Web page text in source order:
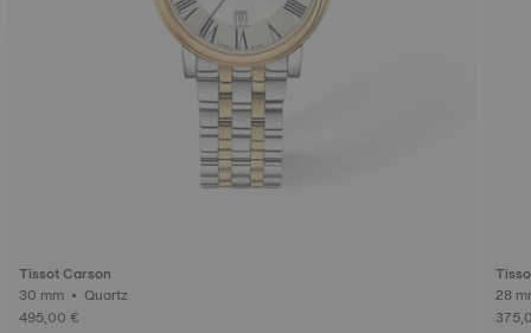
Tissot Carson
30 mm • Quartz
495,00 €